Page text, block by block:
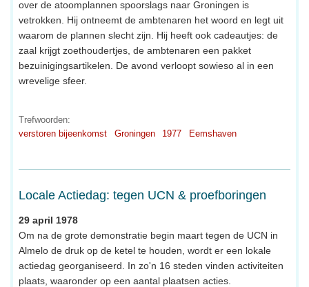
over de atoomplannen spoorslags naar Groningen is
vetrokken. Hij ontneemt de ambtenaren het woord en legt uit
waarom de plannen slecht zijn. Hij heeft ook cadeautjes: de
zaal krijgt zoethoudertjes, de ambtenaren een pakket
bezuinigingsartikelen. De avond verloopt sowieso al in een
wrevelige sfeer.
Trefwoorden:
verstoren bijeenkomst
Groningen 1977 Eemshaven
Locale Actiedag: tegen UCN & proefboringen
29 april 1978
Om na de grote demonstratie begin maart tegen de UCN in
Almelo de druk op de ketel te houden, wordt er een lokale
actiedag georganiseerd. In zo'n 16 steden vinden activiteiten
plaats, waaronder op een aantal plaatsen acties.